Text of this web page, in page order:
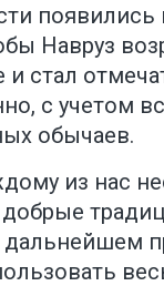
Навруз
стал
с учетом
обычаев.
из нас
добрые
дальнейшем